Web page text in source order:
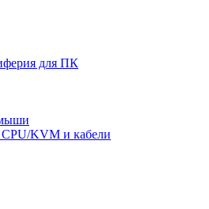
для ПК
KVM и кабели